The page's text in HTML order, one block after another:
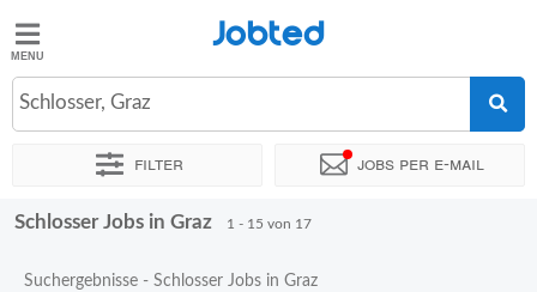
Jobted
Jobs
Jobted
Schlosser, Graz
Filter Jobs per e-mail
Sortieren nach Genauer Standort
Schlosser Jobs in Graz 1 - 15 von 17
Suchergebnisse - Schlosser Jobs in Graz